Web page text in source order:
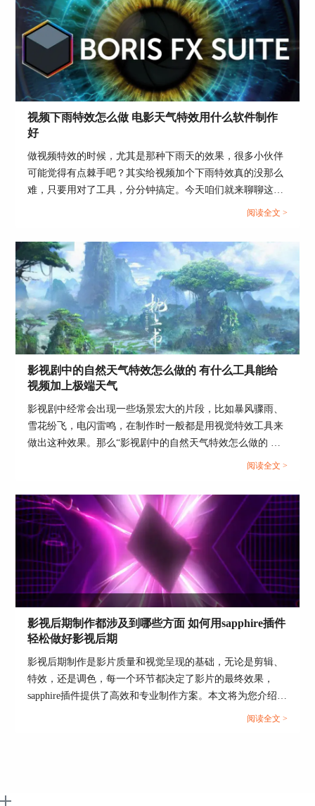
都在正确的位置。
通过确认和管理插件安装目录，可以确保mocha
Pro插件正确安装和加载，提高插件的稳定性和使
用效率。
三、mocha pro可以加马赛克吗
mocha Pro不仅是强大的跟踪工具，还具有多种特
效功能，其中包括添加马赛克效果。以下是使用
mocha Pro添加马赛克的具体步骤：
1. 导入视频：在AE中，导入需要处理的视频素
材。将视频素材拖动到时间轴中，创建新合成。
2. 应用mocha Pro插件：在效果和预设面板中，找
到mocha Pro插件，将其应用到视频素材层上。点
3. 创建跟踪区域：在mocha Pro界面中，使用绘制
工具创建一个跟踪区域，覆盖需要添加马赛克的部
4. 进行跟踪：完成跟踪区域定义后，点击“跟踪前
进”按钮，开始跟踪选定区域。mocha Pro会自动分
析视频帧，生成跟踪数据。跟踪完成后，可以预览
跟踪结果，确保跟踪准确。
5. 导出跟踪数据：跟踪完成后，点击“导出形状数
据”按钮，将跟踪数据导出为AE可识别的格式。返
回AE，选择需要添加马赛克的图层，粘贴导出的
跟踪数据。
6. 添加马赛克效果：在AE中，选择需要添加马赛
克效果的图层，应用“马赛克”效果。调整马赛克效
果的参数，如块大小、混合模式等，达到理想的效
果。
7. 绑定跟踪数据：将马赛克效果与跟踪数据绑定，
用到的常见特效有哪些 如何用Boris FX做科幻电影特效，打
造出你想要的“视觉震撼”！...
视频下雨特效怎么做 电影天气特效用什么软件制作
好
做视频特效的时候，尤其是那种下雨天的效果，很多小伙伴
可能觉得有点棘手吧？其实给视频加个下雨特效真的没那么
难，只要用对了工具，分分钟搞定。今天咱们就来聊聊这个
问题，顺便看看视频下雨特效怎么做，还有电影天气特效用
阅读全文 >
影视剧中的自然天气特效怎么做的 有什么工具能给
视频加上极端天气
影视剧中经常会出现一些场景宏大的片段，比如暴风骤雨、
雪花纷飞，电闪雷鸣，在制作时一般都是用视觉特效工具来
做出这种效果。那么“影视剧中的自然天气特效怎么做的 有
什么工具能给视频加上极端天气”本文将为您介绍这个问
阅读全文 >
影视后期制作都涉及到哪些方面 如何用sapphire插件
轻松做好影视后期
影视后期制作是影片质量和视觉呈现的基础，无论是剪辑、
特效，还是调色，每一个环节都决定了影片的最终效果，
sapphire插件提供了高效和专业制作方案。本文将为您介绍影
视后期制作都涉及到哪些方面 如何用sapphire插件轻松做好
阅读全文 >